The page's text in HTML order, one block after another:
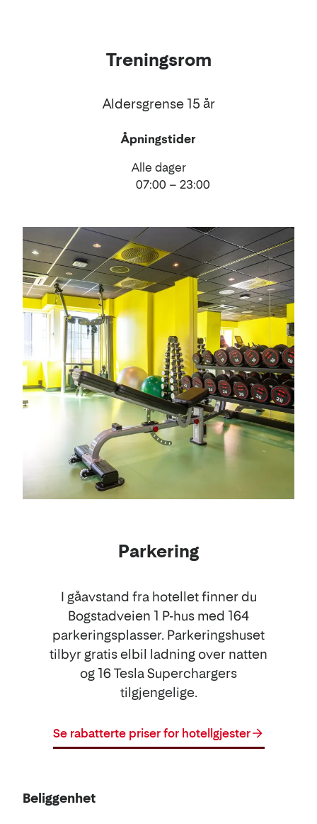
Treningsrom
Aldersgrense 15 år
Åpningstider
Alle dager
07:00 – 23:00
Parkering
I gåavstand fra hotellet finner du
Bogstadveien 1 P-hus med 164
parkeringsplasser. Parkeringshuset
tilbyr gratis elbil ladning over natten
og 16 Tesla Superchargers
tilgjengelige.
Se rabatterte priser for hotellgjester
Beliggenhet